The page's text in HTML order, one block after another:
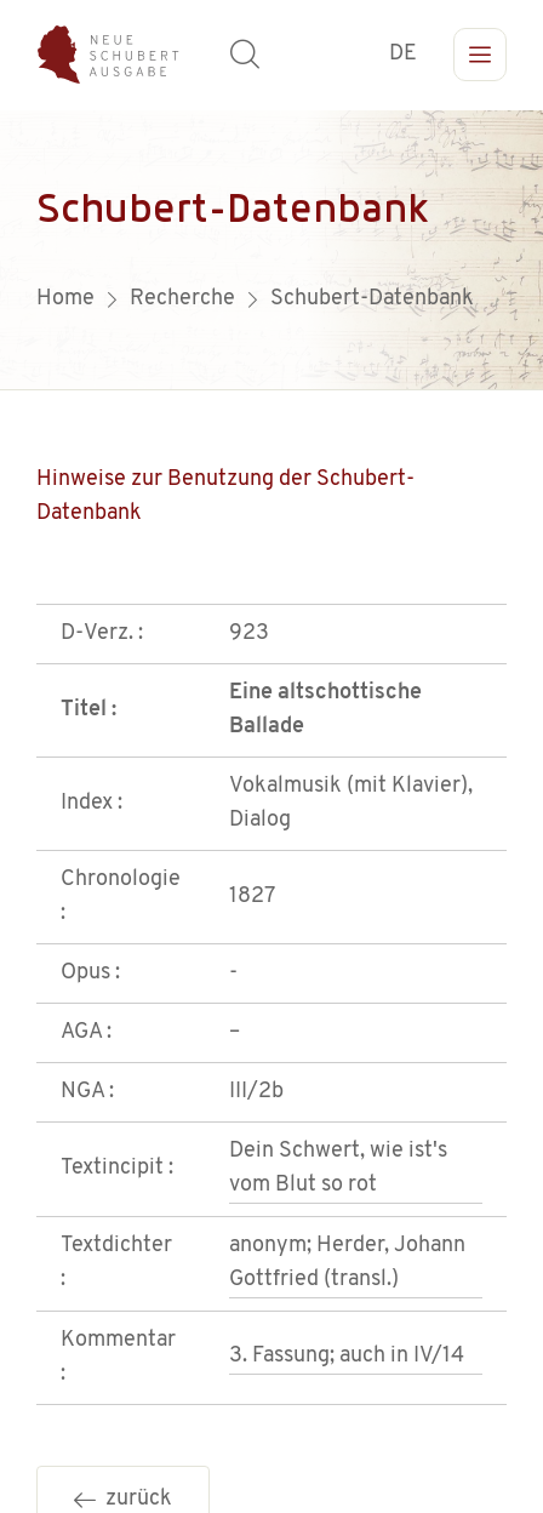
DE
Schubert-Datenbank
Home Recherche Schubert-Datenbank
Hinweise zur Benutzung der Schubert-
Datenbank
D-Verz. : 923
Titel :
Eine altschottische
Ballade
Index :
Vokalmusik (mit Klavier),
Dialog
Chronologie
:
1827
Opus : -
AGA : –
NGA : III/2b
Textincipit :
Dein Schwert, wie ist's
vom Blut so rot
Textdichter
:
anonym; Herder, Johann
Gottfried (transl.)
Kommentar
:
3. Fassung; auch in IV/14
zurück